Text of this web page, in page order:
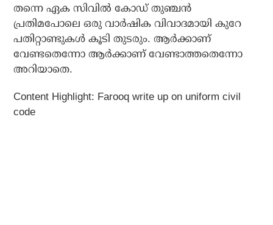
തന്നെ ഏക സിവില്‍ കോഡ് തുഞ്ചന്‍
പ്രതിമപോലെ ഒരു വാര്‍ഷിക വിവാദമായി കുറേ
പതിറ്റാണ്ടുകള്‍ കൂടി തുടരും. ആര്‍ക്കാണ്
വേണ്ടതെന്നോ ആര്‍ക്കാണ് വേണ്ടാത്തതെന്നോ
അറിയാതെ.
Content Highlight: Farooq write up on uniform civil
code